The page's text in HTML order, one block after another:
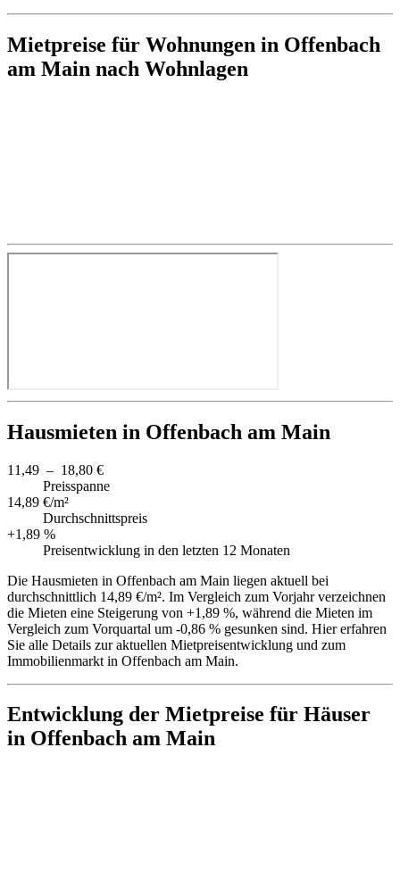
Mietpreise für Wohnungen in Offenbach
am Main nach Wohnlagen
Hausmieten in Offenbach am Main
11,49 – 18,80 €
Preisspanne
14,89 €/m²
Durchschnittspreis
+1,89 %
Preisentwicklung in den letzten 12 Monaten
Die Hausmieten in Offenbach am Main liegen aktuell bei
durchschnittlich 14,89 €/m². Im Vergleich zum Vorjahr verzeichnen
die Mieten eine Steigerung von +1,89 %, während die Mieten im
Vergleich zum Vorquartal um -0,86 % gesunken sind. Hier erfahren
Sie alle Details zur aktuellen Mietpreisentwicklung und zum
Immobilienmarkt in Offenbach am Main.
Entwicklung der Mietpreise für Häuser
in Offenbach am Main